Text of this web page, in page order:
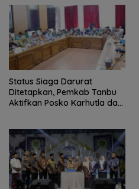
Status Siaga Darurat
Ditetapkan, Pemkab Tanbu
Aktifkan Posko Karhutla dan